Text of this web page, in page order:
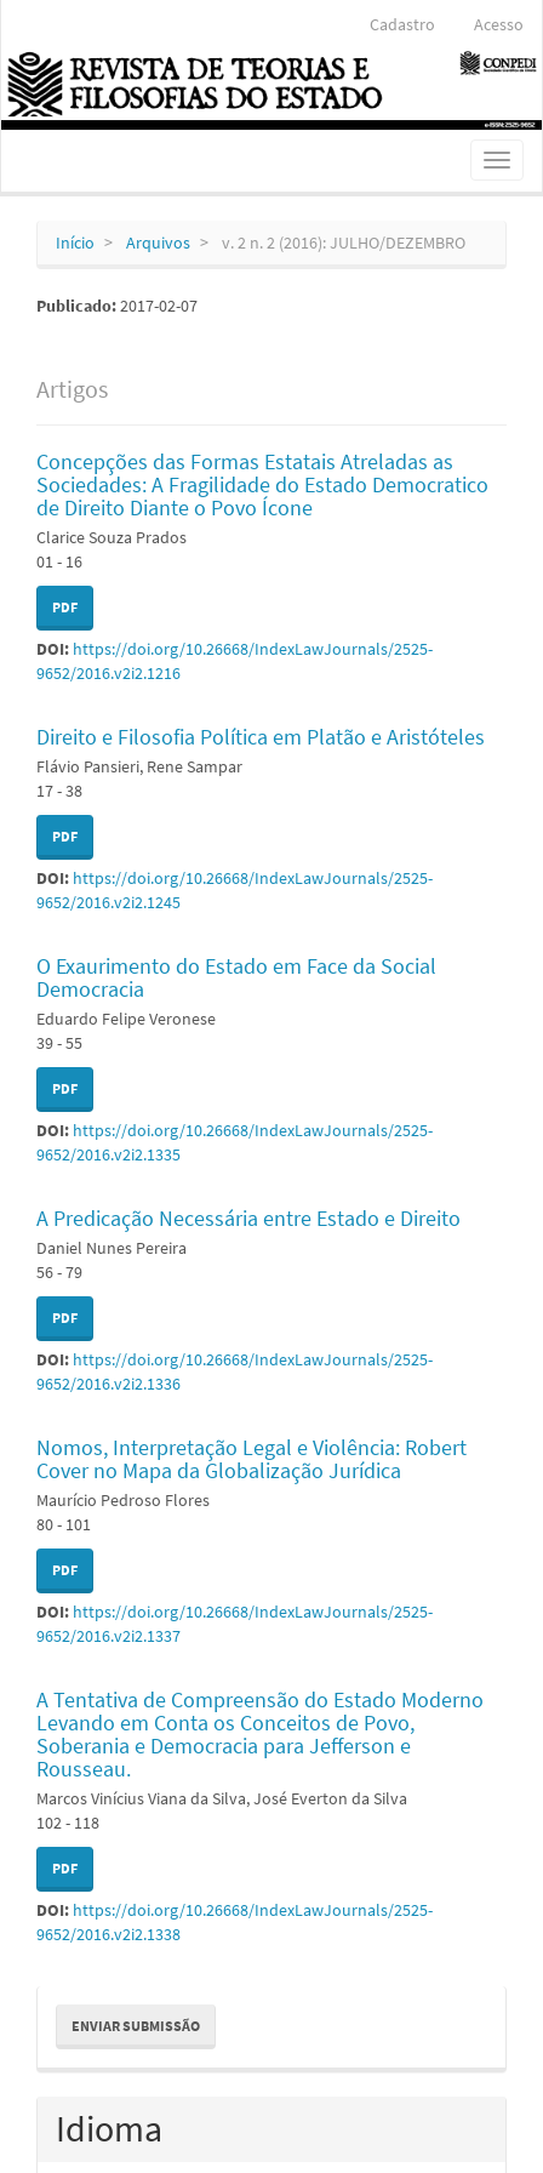
Conteúdo
principal
Barra
Lateral
Cadastro Acesso
Toggle
Início Arquivos v. 2 n. 2 (2016): JULHO/DEZEMBRO
Publicado:2017-02-07
Artigos
Concepções das Formas Estatais Atreladas as
Sociedades: A Fragilidade do Estado Democratico
de Direito Diante o Povo Ícone
Clarice Souza Prados
01 - 16
PDF
DOI: https://doi.org/10.26668/IndexLawJournals/2525-
9652/2016.v2i2.1216
Direito e Filosofia Política em Platão e Aristóteles
Flávio Pansieri, Rene Sampar
17 - 38
PDF
DOI: https://doi.org/10.26668/IndexLawJournals/2525-
9652/2016.v2i2.1245
O Exaurimento do Estado em Face da Social
Democracia
Eduardo Felipe Veronese
39 - 55
PDF
DOI: https://doi.org/10.26668/IndexLawJournals/2525-
9652/2016.v2i2.1335
A Predicação Necessária entre Estado e Direito
Daniel Nunes Pereira
56 - 79
PDF
DOI: https://doi.org/10.26668/IndexLawJournals/2525-
9652/2016.v2i2.1336
Nomos, Interpretação Legal e Violência: Robert
Cover no Mapa da Globalização Jurídica
Maurício Pedroso Flores
80 - 101
PDF
DOI: https://doi.org/10.26668/IndexLawJournals/2525-
9652/2016.v2i2.1337
A Tentativa de Compreensão do Estado Moderno
Levando em Conta os Conceitos de Povo,
Soberania e Democracia para Jefferson e
Rousseau.
Marcos Vinícius Viana da Silva, José Everton da Silva
102 - 118
PDF
DOI: https://doi.org/10.26668/IndexLawJournals/2525-
9652/2016.v2i2.1338
Enviar
Submissão
ENVIAR SUBMISSÃO
Idioma